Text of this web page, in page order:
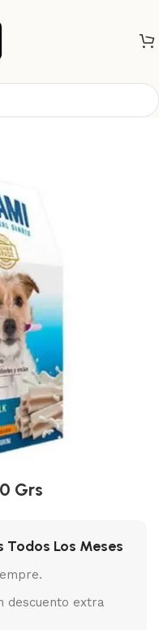
Grs
Todos Los Meses
descuento extra